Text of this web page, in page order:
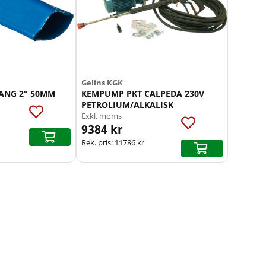
2" 50MM
Gelins KGK
KEMPUMP PKT CALPEDA 230V
PETROLIUM/ALKALISK
Exkl. moms
9384 kr
Rek. pris: 11786 kr